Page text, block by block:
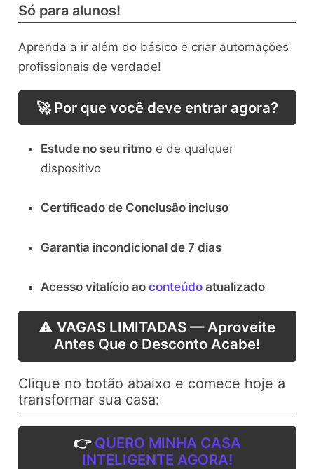
Só para alunos!
Aprenda a ir além do básico e criar automações
profissionais de verdade!
🚀 Por que você deve entrar agora?
Estude no seu ritmoe de qualquer
dispositivo
Certificado de Conclusão incluso
Garantia incondicional de 7 dias
Acesso vitalício ao conteúdoatualizado
⚠️ VAGAS LIMITADAS — Aproveite
Antes Que o Desconto Acabe!
Clique no botão abaixo e comece hoje a
transformar sua casa:
👉 QUERO MINHA CASA
INTELIGENTE AGORA!